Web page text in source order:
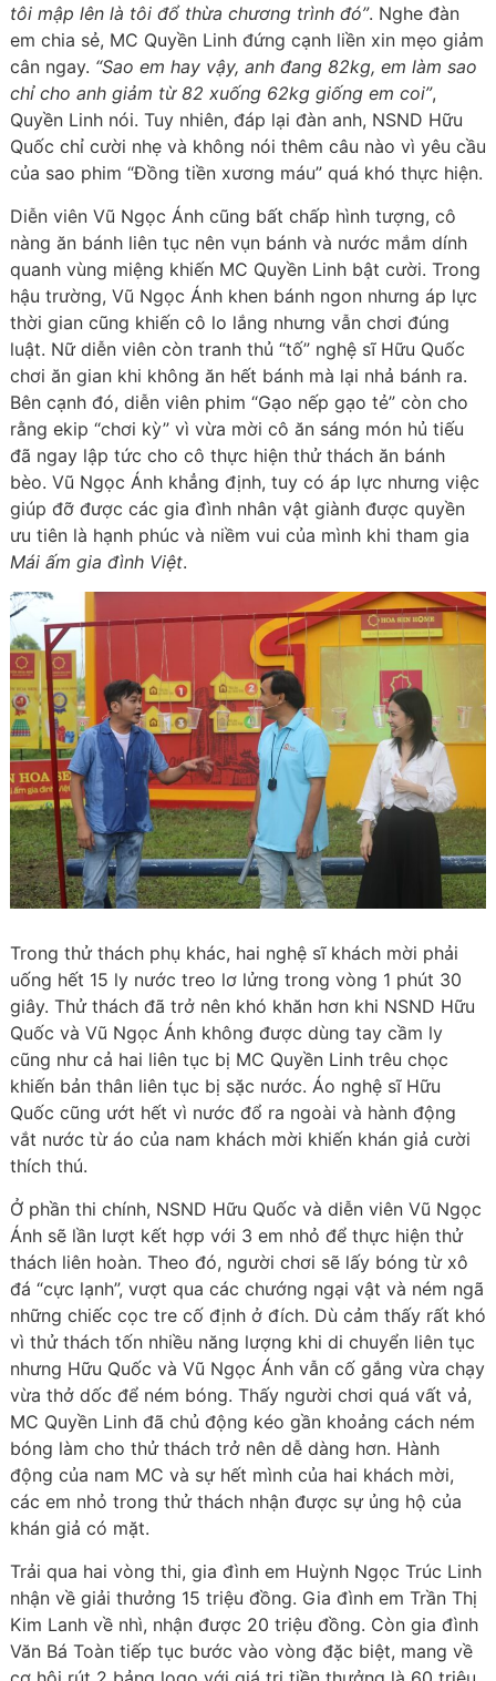
tôi mập lên là tôi đổ thừa chương trình đó”. Nghe đàn
em chia sẻ, MC Quyền Linh đứng cạnh liền xin mẹo giảm
cân ngay. “Sao em hay vậy, anh đang 82kg, em làm sao
chỉ cho anh giảm từ 82 xuống 62kg giống em coi”,
Quyền Linh nói. Tuy nhiên, đáp lại đàn anh, NSND Hữu
Quốc chỉ cười nhẹ và không nói thêm câu nào vì yêu cầu
của sao phim “Đồng tiền xương máu” quá khó thực hiện.
Diễn viên Vũ Ngọc Ánh cũng bất chấp hình tượng, cô
nàng ăn bánh liên tục nên vụn bánh và nước mắm dính
quanh vùng miệng khiến MC Quyền Linh bật cười. Trong
hậu trường, Vũ Ngọc Ánh khen bánh ngon nhưng áp lực
thời gian cũng khiến cô lo lắng nhưng vẫn chơi đúng
luật. Nữ diễn viên còn tranh thủ “tố” nghệ sĩ Hữu Quốc
chơi ăn gian khi không ăn hết bánh mà lại nhả bánh ra.
Bên cạnh đó, diễn viên phim “Gạo nếp gạo tẻ” còn cho
rằng ekip “chơi kỳ” vì vừa mời cô ăn sáng món hủ tiếu
đã ngay lập tức cho cô thực hiện thử thách ăn bánh
bèo. Vũ Ngọc Ánh khẳng định, tuy có áp lực nhưng việc
giúp đỡ được các gia đình nhân vật giành được quyền
ưu tiên là hạnh phúc và niềm vui của mình khi tham gia
Mái ấm gia đình Việt.
Trong thử thách phụ khác, hai nghệ sĩ khách mời phải
uống hết 15 ly nước treo lơ lửng trong vòng 1 phút 30
giây. Thử thách đã trở nên khó khăn hơn khi NSND Hữu
Quốc và Vũ Ngọc Ánh không được dùng tay cầm ly
cũng như cả hai liên tục bị MC Quyền Linh trêu chọc
khiến bản thân liên tục bị sặc nước. Áo nghệ sĩ Hữu
Quốc cũng ướt hết vì nước đổ ra ngoài và hành động
vắt nước từ áo của nam khách mời khiến khán giả cười
thích thú.
Ở phần thi chính, NSND Hữu Quốc và diễn viên Vũ Ngọc
Ánh sẽ lần lượt kết hợp với 3 em nhỏ để thực hiện thử
thách liên hoàn. Theo đó, người chơi sẽ lấy bóng từ xô
đá “cực lạnh”, vượt qua các chướng ngại vật và ném ngã
những chiếc cọc tre cố định ở đích. Dù cảm thấy rất khó
vì thử thách tốn nhiều năng lượng khi di chuyển liên tục
nhưng Hữu Quốc và Vũ Ngọc Ánh vẫn cố gắng vừa chạy
vừa thở dốc để ném bóng. Thấy người chơi quá vất vả,
MC Quyền Linh đã chủ động kéo gần khoảng cách ném
bóng làm cho thử thách trở nên dễ dàng hơn. Hành
động của nam MC và sự hết mình của hai khách mời,
các em nhỏ trong thử thách nhận được sự ủng hộ của
khán giả có mặt.
Trải qua hai vòng thi, gia đình em Huỳnh Ngọc Trúc Linh
nhận về giải thưởng 15 triệu đồng. Gia đình em Trần Thị
Kim Lanh về nhì, nhận được 20 triệu đồng. Còn gia đình
Văn Bá Toàn tiếp tục bước vào vòng đặc biệt, mang về